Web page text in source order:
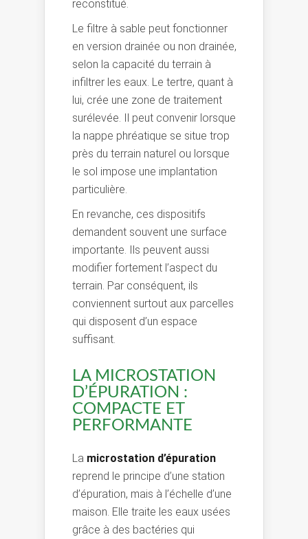
reconstitué.
Le filtre à sable peut fonctionner
en version drainée ou non drainée,
selon la capacité du terrain à
infiltrer les eaux. Le tertre, quant à
lui, crée une zone de traitement
surélevée. Il peut convenir lorsque
la nappe phréatique se situe trop
près du terrain naturel ou lorsque
le sol impose une implantation
particulière.
En revanche, ces dispositifs
demandent souvent une surface
importante. Ils peuvent aussi
modifier fortement l’aspect du
terrain. Par conséquent, ils
conviennent surtout aux parcelles
qui disposent d’un espace
suffisant.
LA MICROSTATION
D’ÉPURATION :
COMPACTE ET
PERFORMANTE
La microstation d’épuration
reprend le principe d’une station
d’épuration, mais à l’échelle d’une
maison. Elle traite les eaux usées
grâce à des bactéries qui